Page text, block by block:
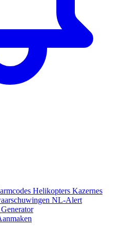
Helikopters Kazernes
NL-Alert